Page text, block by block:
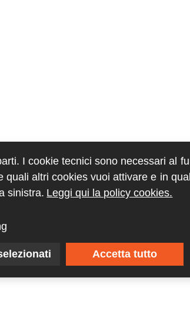
I cookie tecnici sono necessari al
altri cookies vuoi attivare e in
sinistra. Leggi qui la policy cookies.
Accetta tutto